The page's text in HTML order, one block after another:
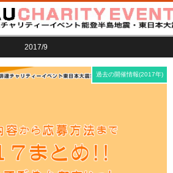
2017/9
過去の開催情報(2017年)